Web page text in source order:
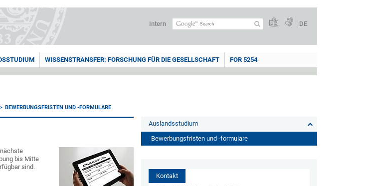
Intern DE
WISSENSTRANSFER: FORSCHUNG FÜR DIE GESELLSCHAFT FOR 5254
BEWERBUNGSFRISTEN UND -FORMULARE
bis Mitte
sind.
Auslandsstudium
Bewerbungsfristen und -formulare
Kontakt